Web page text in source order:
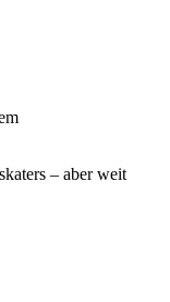
– aber weit